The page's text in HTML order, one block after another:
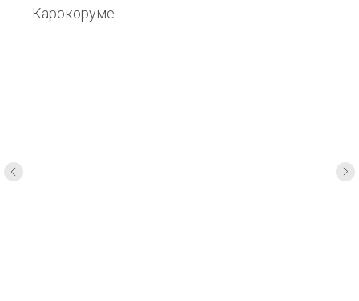
Карокоруме.